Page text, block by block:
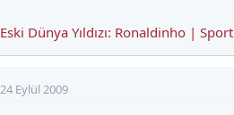
Eski Dünya Yıldızı: Ronaldinho |
24 Eylül 2009